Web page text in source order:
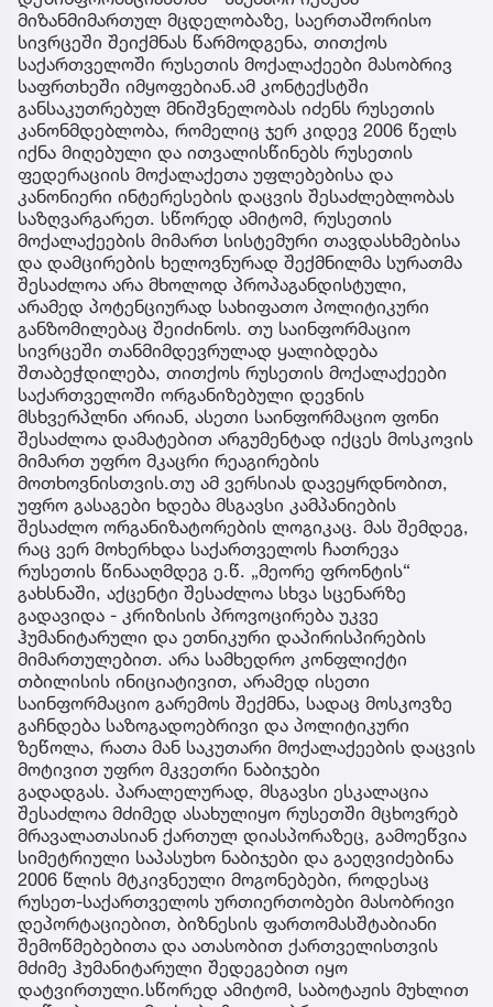
მიზანმიმართულ მცდელობაზე, საერთაშორისო
სივრცეში შეიქმნას წარმოდგენა, თითქოს
საქართველოში რუსეთის მოქალაქეები მასობრივ
საფრთხეში იმყოფებიან.ამ კონტექსტში
განსაკუთრებულ მნიშვნელობას იძენს რუსეთის
კანონმდებლობა, რომელიც ჯერ კიდევ 2006 წელს
იქნა მიღებული და ითვალისწინებს რუსეთის
ფედერაციის მოქალაქეთა უფლებებისა და
კანონიერი ინტერესების დაცვის შესაძლებლობას
საზღვარგარეთ. სწორედ ამიტომ, რუსეთის
მოქალაქეების მიმართ სისტემური თავდასხმებისა
და დამცირების ხელოვნურად შექმნილმა სურათმა
შესაძლოა არა მხოლოდ პროპაგანდისტული,
არამედ პოტენციურად სახიფათო პოლიტიკური
განზომილებაც შეიძინოს. თუ საინფორმაციო
სივრცეში თანმიმდევრულად ყალიბდება
შთაბეჭდილება, თითქოს რუსეთის მოქალაქეები
საქართველოში ორგანიზებული დევნის
მსხვერპლნი არიან, ასეთი საინფორმაციო ფონი
შესაძლოა დამატებით არგუმენტად იქცეს მოსკოვის
მიმართ უფრო მკაცრი რეაგირების
მოთხოვნისთვის.თუ ამ ვერსიას დავეყრდნობით,
უფრო გასაგები ხდება მსგავსი კამპანიების
შესაძლო ორგანიზატორების ლოგიკაც. მას შემდეგ,
რაც ვერ მოხერხდა საქართველოს ჩათრევა
რუსეთის წინააღმდეგ ე.წ. „მეორე ფრონტის“
გახსნაში, აქცენტი შესაძლოა სხვა სცენარზე
გადავიდა - კრიზისის პროვოცირება უკვე
ჰუმანიტარული და ეთნიკური დაპირისპირების
მიმართულებით. არა სამხედრო კონფლიქტი
თბილისის ინიციატივით, არამედ ისეთი
საინფორმაციო გარემოს შექმნა, სადაც მოსკოვზე
გაჩნდება საზოგადოებრივი და პოლიტიკური
ზეწოლა, რათა მან საკუთარი მოქალაქეების დაცვის
მოტივით უფრო მკვეთრი ნაბიჯები
გადადგას. პარალელურად, მსგავსი ესკალაცია
შესაძლოა მძიმედ ასახულიყო რუსეთში მცხოვრებ
მრავალათასიან ქართულ დიასპორაზეც, გამოეწვია
სიმეტრიული საპასუხო ნაბიჯები და გაეღვიძებინა
2006 წლის მტკივნეული მოგონებები, როდესაც
რუსეთ-საქართველოს ურთიერთობები მასობრივი
დეპორტაციებით, ბიზნესის ფართომასშტაბიანი
შემოწმებებითა და ათასობით ქართველისთვის
მძიმე ჰუმანიტარული შედეგებით იყო
დატვირთული.სწორედ ამიტომ, საბოტაჟის მუხლით